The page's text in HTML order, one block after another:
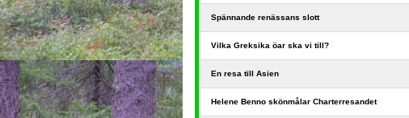
Spännande renässans slott
Vilka Greksika öar ska vi till?
En resa till Asien
Helene Benno skönmålar Charterresandet